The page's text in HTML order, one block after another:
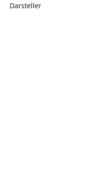
Darsteller